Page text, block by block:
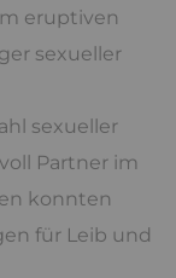
eruptiven
sexueller
sexueller
Partner im
konnten
für Leib und